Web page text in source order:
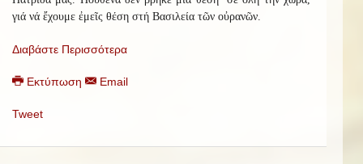
γιά νά ἔχουμε ἐμεῖς θέση στή Βασιλεία τῶν οὐρανῶν.
Διαβάστε Περισσότερα
Εκτύπωση Email
Tweet